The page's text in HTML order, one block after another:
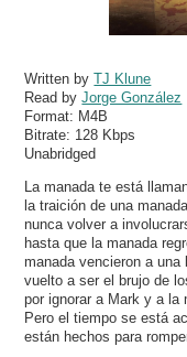
Written byTJ Klune
Read byJorge González
Format: M4B
Bitrate: 128 Kbps
Unabridged
La manada te está
la traición de una
nunca volver a
hasta que la manada
manada vencieron a
vuelto a ser el brujo de
por ignorar a Mark y a la
Pero el tiempo se está
están hechos para